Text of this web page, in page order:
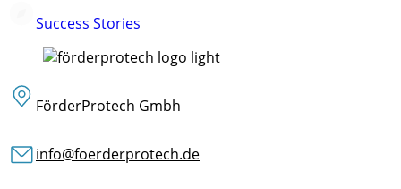
Success Stories
FörderProtech Gmbh
info@foerderprotech.de